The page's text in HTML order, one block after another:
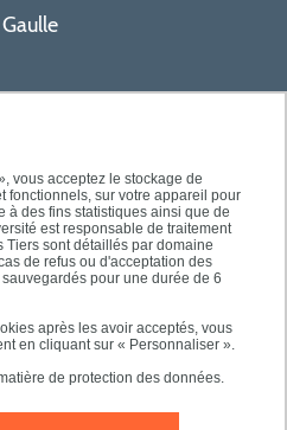
vous acceptez le stockage de
fonctionnels, sur votre appareil pour
à des fins statistiques ainsi que de
est responsable de traitement
Tiers sont détaillés par domaine
de refus ou d'acceptation des
pour une durée de 6
après les avoir acceptés, vous
en cliquant sur « Personnaliser ».
de protection des données.